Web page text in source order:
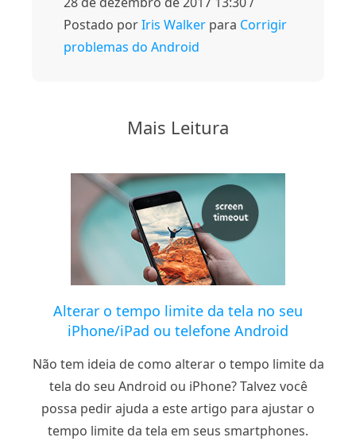
Postado porIris Walker para Corrigir
problemas do Android
Mais Leitura
Alterar o tempo limite da tela no seu
iPhone/iPad ou telefone Android
Não tem ideia de como alterar o tempo limite da
tela do seu Android ou iPhone? Talvez você
possa pedir ajuda a este artigo para ajustar o
tempo limite da tela em seus smartphones.